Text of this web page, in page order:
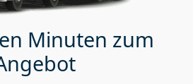
Minuten zum